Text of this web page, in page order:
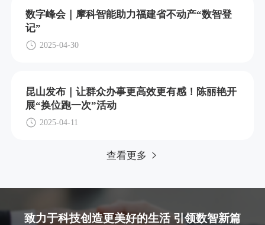
数字峰会｜摩科智能助力福建省不动产“数智登
记”
2025-04-30
昆山发布｜让群众办事更高效更有感！陈丽艳开
展“换位跑一次”活动
2025-04-11
查看更多
致力于科技创造更美好的生活 引领数智新篇